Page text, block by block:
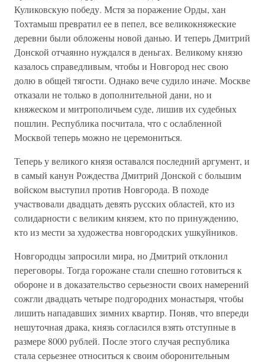
Куликовскую победу. Мстя за поражение Орды, хан
Тохтамыш превратил ее в пепел, все великокняжеские
деревни были обложены новой данью. И теперь Дмитрий
Донской отчаянно нуждался в деньгах. Великому князю
казалось справедливым, чтобы и Новгород нес свою
долю в общей тягости. Однако вече судило иначе. Москве
отказали не только в дополнительной дани, но и
княжеском и митрополичьем суде, лишив их судебных
пошлин. Республика посчитала, что с ослабленной
Москвой теперь можно не церемониться.
Теперь у великого князя оставался последний аргумент, и
в самый канун Рождества Дмитрий Донской с большим
войском выступил против Новгорода. В походе
участвовали двадцать девять русских областей, кто из
солидарности с великим князем, кто по принуждению,
кто из мести за художества новгородских ушкуйников.
Новгородцы запросили мира, но Дмитрий отклонил
переговоры. Тогда горожане стали спешно готовиться к
обороне и в доказательство серьезности своих намерений
сожгли двадцать четыре подгородних монастыря, чтобы
лишить нападавших зимних квартир. Поняв, что впереди
нешуточная драка, князь согласился взять отступные в
размере 8000 рублей. После этого случая республика
стала серьезнее относиться к своим оборонительным